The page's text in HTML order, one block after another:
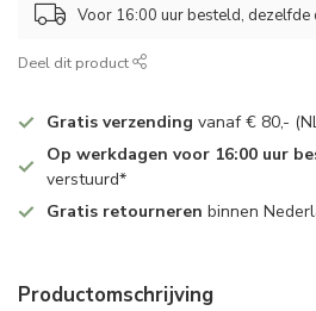
Voor 16:00 uur besteld, dezelfde
Deel dit product
Gratis verzending vanaf € 80,-
Op werkdagen voor 16:00 uur
verstuurd*
Gratis retourneren binnen
Productomschrijving